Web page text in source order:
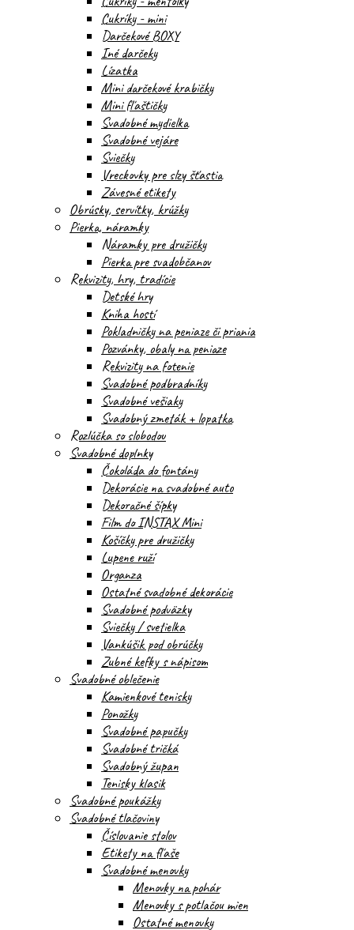
Cukríky - mini
Darčekové BOXY
Iné darčeky
Lízatka
Mini darčekové krabičky
Mini fľaštičky
Svadobné mydielka
Svadobné vejáre
Sviečky
Vreckovky pre slzy šťastia
Závesné etikety
Obrúsky, servítky, krúžky
Pierka, náramky
Náramky pre družičky
Pierka pre svadobčanov
Rekvizity, hry, tradície
Detské hry
Kniha hostí
Pokladničky na peniaze či priania
Pozvánky, obaly na peniaze
Rekvizity na fotenie
Svadobné podbradníky
Svadobné vešiaky
Svadobný zmeták + lopatka
Rozlúčka so slobodou
Svadobné doplnky
Čokoláda do fontány
Dekorácie na svadobné auto
Dekoračné šípky
Film do INSTAX Mini
Košíčky pre družičky
Lupene ruží
Organza
Ostatné svadobné dekorácie
Svadobné podväzky
Sviečky / svetielka
Vankúšik pod obrúčky
Zubné kefky s nápisom
Svadobné oblečenie
Kamienkové tenisky
Ponožky
Svadobné papučky
Svadobné tričká
Svadobný župan
Tenisky klasik
Svadobné poukážky
Svadobné tlačoviny
Číslovanie stolov
Etikety na fľaše
Svadobné menovky
Menovky na pohár
Menovky s potlačou mien
Ostatné menovky